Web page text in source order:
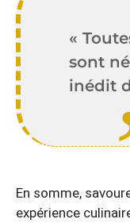
«
sont
inédit
En somme,
expérience